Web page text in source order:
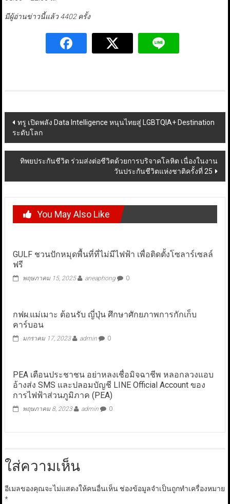
มีผู้อ่านข่าวนี้แล้ว 4402 ครั้ง
Post
navigation
ทรู เปิดพลัง Data Intelligence หนุนไทยสู่ LGBTQIA+ Destination
ระดับโลก
ทิพยประกันชีวิต ร่วมส่งต่อชีวิตด้วยการบริจาคโลหิต เนื่องในงาน
วันประกันชีวิตแห่งชาติครั้งที่ 25
You May Also Like
GULF ชวนปักหมุดพื้นที่ที่ไม่มีไฟฟ้า เพื่อติดตั้งโซลาร์เซลล์
ฟรี
พฤษภาคม 15, 2025 aneaphong 0
กฟผ.แม่เมาะ ต้อนรับ ญี่ปุ่น ศึกษาศักยภาพการกักเก็บ
คาร์บอน
มกราคม 17, 2023 admin 0
PEA เตือนประชาชน อย่าหลงเชื่อมิจฉาชีพ หลอกลวงแอบ
อ้างส่ง SMS และปลอมบัญชี LINE Official Account ของ
การไฟฟ้าส่วนภูมิภาค (PEA)
พฤษภาคม 8, 2023 admin 0
ใส่ความเห็น
อีเมลของคุณจะไม่แสดงให้คนอื่นเห็น ช่องข้อมูลจำเป็นถูกทำเครื่องหมาย
*